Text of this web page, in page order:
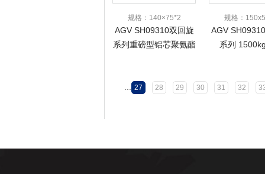
规格：140×75*2
AGV SH09310双回旋
系列重磅型铝芯聚氨酯
规格：
AGV
系列
... 27 28 29 30 31 32